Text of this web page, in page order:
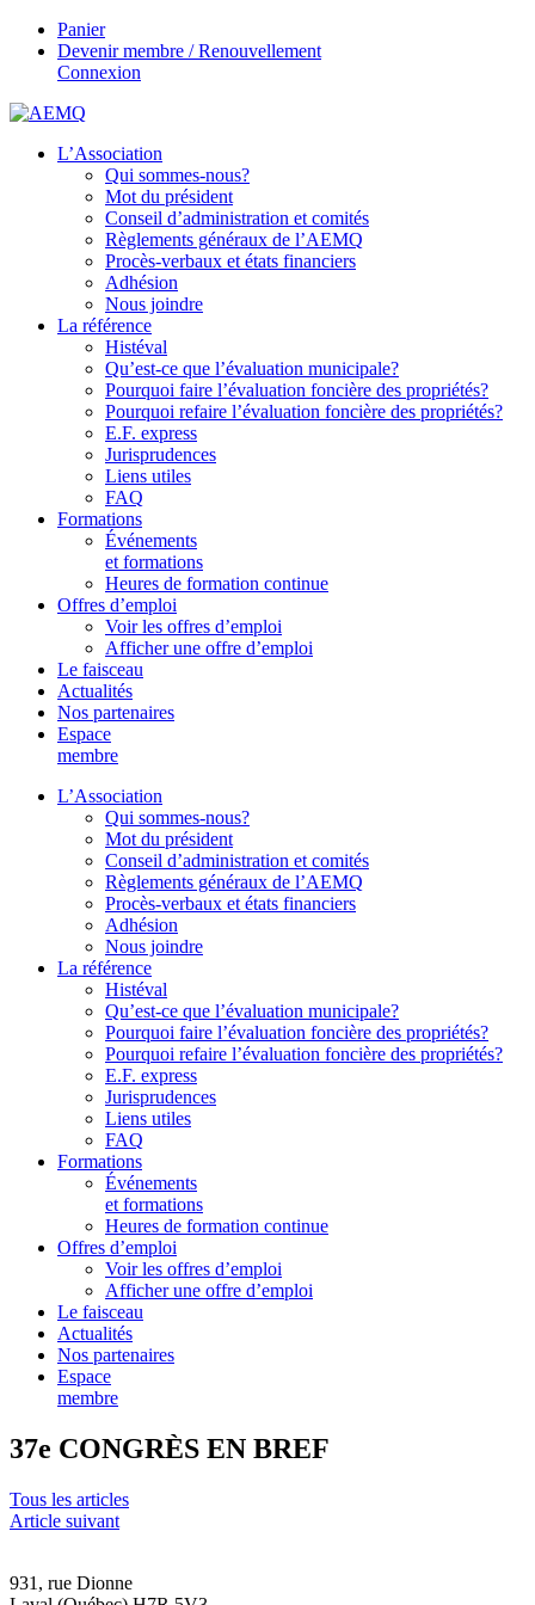
Panier
Devenir membre / Renouvellement
Connexion
L’Association
Qui sommes-nous?
Mot du président
Conseil d’administration et comités
Règlements généraux de l’AEMQ
Procès-verbaux et états financiers
Adhésion
Nous joindre
La référence
Histéval
Qu’est-ce que l’évaluation municipale?
Pourquoi faire l’évaluation foncière des propriétés?
Pourquoi refaire l’évaluation foncière des propriétés?
E.F. express
Jurisprudences
Liens utiles
FAQ
Formations
Événements
et formations
Heures de formation continue
Offres d’emploi
Voir les offres d’emploi
Afficher une offre d’emploi
Le faisceau
Actualités
Nos partenaires
Espace
membre
L’Association
Qui sommes-nous?
Mot du président
Conseil d’administration et comités
Règlements généraux de l’AEMQ
Procès-verbaux et états financiers
Adhésion
Nous joindre
La référence
Histéval
Qu’est-ce que l’évaluation municipale?
Pourquoi faire l’évaluation foncière des propriétés?
Pourquoi refaire l’évaluation foncière des propriétés?
E.F. express
Jurisprudences
Liens utiles
FAQ
Formations
Événements
et formations
Heures de formation continue
Offres d’emploi
Voir les offres d’emploi
Afficher une offre d’emploi
Le faisceau
Actualités
Nos partenaires
Espace
membre
37e CONGRÈS EN BREF
Tous les articles
Article suivant
931, rue Dionne